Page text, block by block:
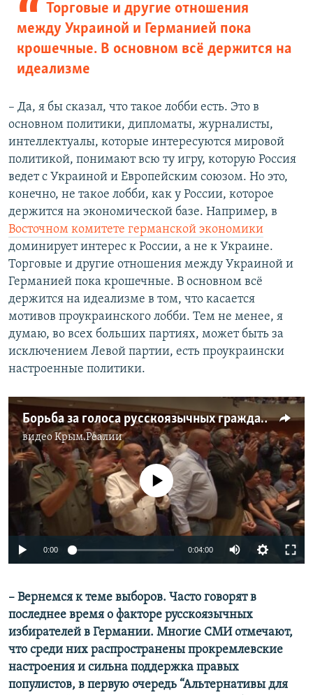
Торговые и другие отношения
между Украиной и Германией пока
крошечные. В основном всё держится на
идеализме
– Да, я бы сказал, что такое лобби есть. Это в
основном политики, дипломаты, журналисты,
интеллектуалы, которые интересуются мировой
политикой, понимают всю ту игру, которую Россия
ведет с Украиной и Европейским союзом. Но это,
конечно, не такое лобби, как у России, которое
держится на экономической базе. Например, в
Восточном комитете германской экономики
доминирует интерес к России, а не к Украине.
Торговые и другие отношения между Украиной и
Германией пока крошечные. В основном всё
держится на идеализме в том, что касается
мотивов проукраинского лобби. Тем не менее, я
думаю, во всех больших партиях, может быть за
исключением Левой партии, есть проукраински
настроенные политики.
Борьба за голоса русскоязычных граждан в Германии
видеоКрым.Реалии
No media source currently available
0:00 0:04:00
– Вернемся к теме выборов. Часто говорят в
последнее время о факторе русскоязычных
избирателей в Германии. Многие СМИ отмечают,
что среди них распространены прокремлевские
настроения и сильна поддержка правых
популистов, в первую очередь “Альтернативы для